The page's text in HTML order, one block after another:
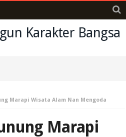
Marapi Wisata Alam Nan Mengoda
Marapi